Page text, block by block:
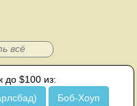
всё
до $100 из:
Боб-Хоуп